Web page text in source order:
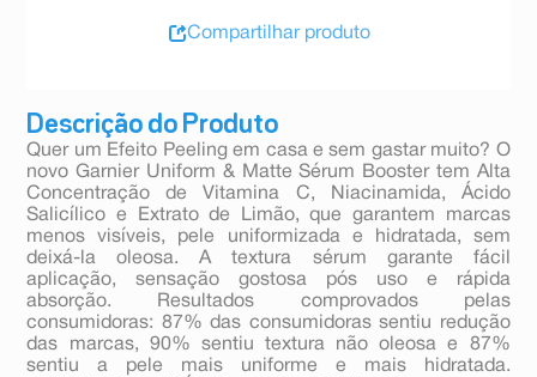
Descrição do Produto
Quer um Efeito Peeling em casa e sem gastar muito? O
novo Garnier Uniform & Matte Sérum Booster tem Alta
Concentração de Vitamina C, Niacinamida, Ácido
Salicílico e Extrato de Limão, que garantem marcas
menos visíveis, pele uniformizada e hidratada, sem
deixá-la oleosa. A textura sérum garante fácil
aplicação, sensação gostosa pós uso e rápida
absorção. Resultados comprovados pelas
consumidoras: 87% das consumidoras sentiu redução
das marcas, 90% sentiu textura não oleosa e 87%
sentiu a pele mais uniforme e mais hidratada.
Compartilhar produto